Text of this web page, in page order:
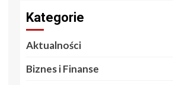
Kategorie
Aktualności
Biznes i Finanse